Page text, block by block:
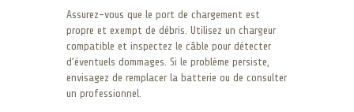
Assurez-vous que le port de chargement est
propre et exempt de débris. Utilisez un chargeur
compatible et inspectez le câble pour détecter
d’éventuels dommages. Si le problème persiste,
envisagez de remplacer la batterie ou de consulter
un professionnel.